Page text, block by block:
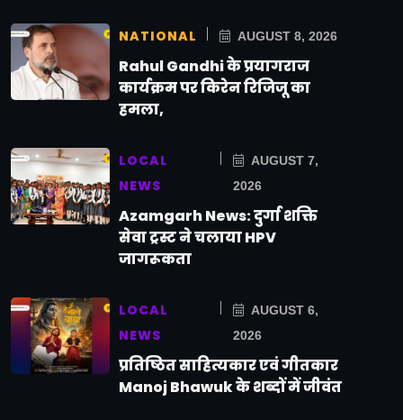
NATIONAL AUGUST 8, 2026
Rahul Gandhi के प्रयागराज
कार्यक्रम पर किरेन रिजिजू का
हमला,
LOCAL
NEWS
AUGUST 7,
2026
Azamgarh News: दुर्गा शक्ति
सेवा ट्रस्ट ने चलाया HPV
जागरूकता
LOCAL
NEWS
AUGUST 6,
2026
प्रतिष्ठित साहित्यकार एवं गीतकार
Manoj Bhawuk के शब्दों में जीवंत